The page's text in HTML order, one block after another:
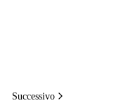
Successivo